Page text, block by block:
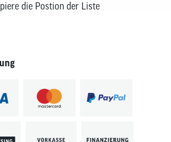
die Postion der Liste